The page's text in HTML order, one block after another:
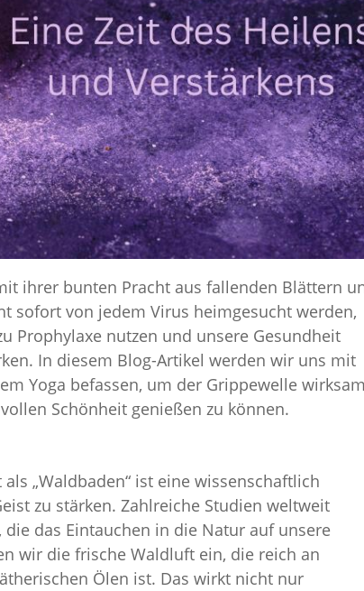
ihrer bunten Pracht aus fallenden Blättern
sofort von jedem Virus heimgesucht werden,
Prophylaxe nutzen und unsere Gesundheit
In diesem Blog-Artikel werden wir uns mit
Yoga befassen, um der Grippewelle wirksam
Schönheit genießen zu können.
„Waldbaden“ ist eine wissenschaftlich
zu stärken. Zahlreiche Studien weltweit
das Eintauchen in die Natur auf unsere
wir die frische Waldluft ein, die reich an
Ölen ist. Das wirkt nicht nur